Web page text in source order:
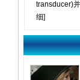
transducer)
细]